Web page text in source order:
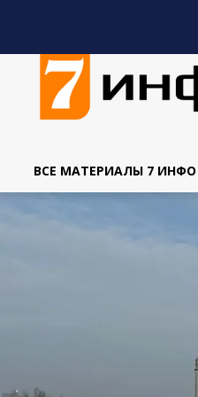
ВСЕ МАТЕРИАЛЫ 7 ИНФО